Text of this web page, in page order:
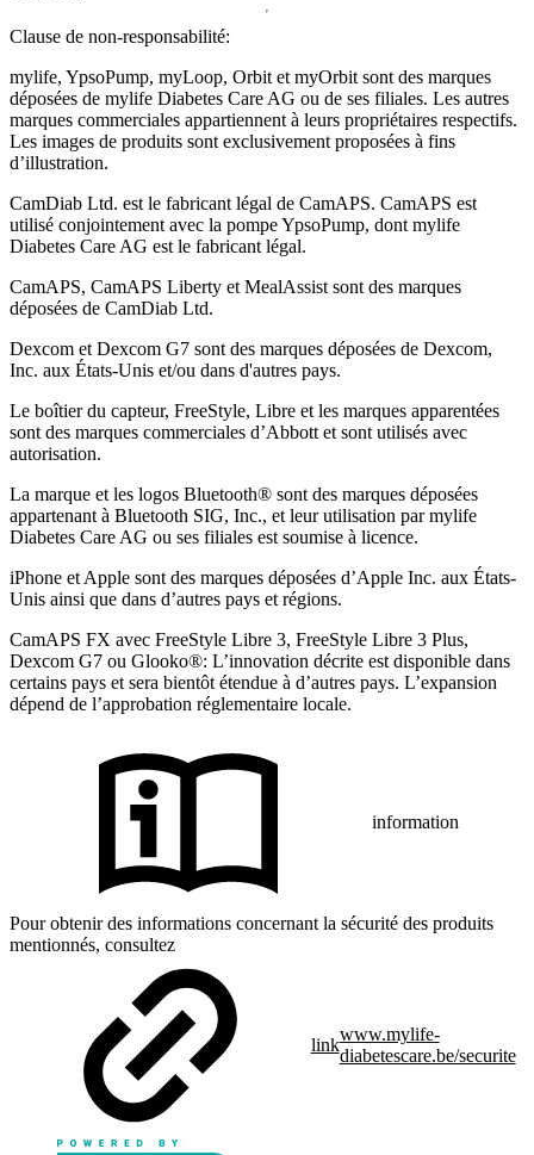
Clause de non-responsabilité:
mylife, YpsoPump, myLoop, Orbit et myOrbit sont des marques
déposées de mylife Diabetes Care AG ou de ses filiales. Les autres
marques commerciales appartiennent à leurs propriétaires respectifs.
Les images de produits sont exclusivement proposées à fins
d’illustration.
CamDiab Ltd. est le fabricant légal de CamAPS. CamAPS est
utilisé conjointement avec la pompe YpsoPump, dont mylife
Diabetes Care AG est le fabricant légal.
CamAPS, CamAPS Liberty et MealAssist sont des marques
déposées de CamDiab Ltd.
Dexcom et Dexcom G7 sont des marques déposées de Dexcom,
Inc. aux États-Unis et/ou dans d'autres pays.
Le boîtier du capteur, FreeStyle, Libre et les marques apparentées
sont des marques commerciales d’Abbott et sont utilisés avec
autorisation.
La marque et les logos Bluetooth® sont des marques déposées
appartenant à Bluetooth SIG, Inc., et leur utilisation par mylife
Diabetes Care AG ou ses filiales est soumise à licence.
iPhone et Apple sont des marques déposées d’Apple Inc. aux États-
Unis ainsi que dans d’autres pays et régions.
CamAPS FX avec FreeStyle Libre 3, FreeStyle Libre 3 Plus,
Dexcom G7 ou Glooko®: L’innovation décrite est disponible dans
certains pays et sera bientôt étendue à d’autres pays. L’expansion
dépend de l’approbation réglementaire locale.
information
Pour obtenir des informations concernant la sécurité des produits
mentionnés, consultez
link
www.mylife-
diabetescare.be/securite